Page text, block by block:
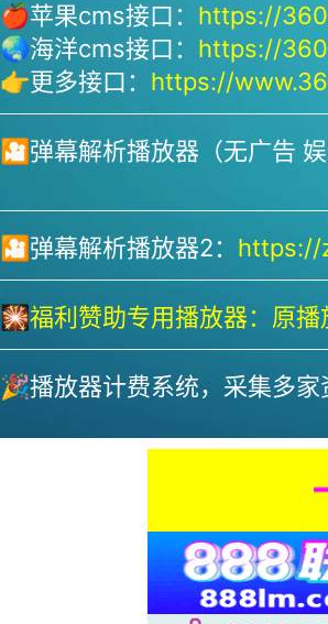
🍎苹果cms接口： https://
🌏海洋cms接口： https://
👉更多接口： https://
🎦弹幕解析播放器（无广告
🎦弹幕解析播放器2： https://
🎇福利赞助专用播放器： 原
🎉播放器计费系统，采集多